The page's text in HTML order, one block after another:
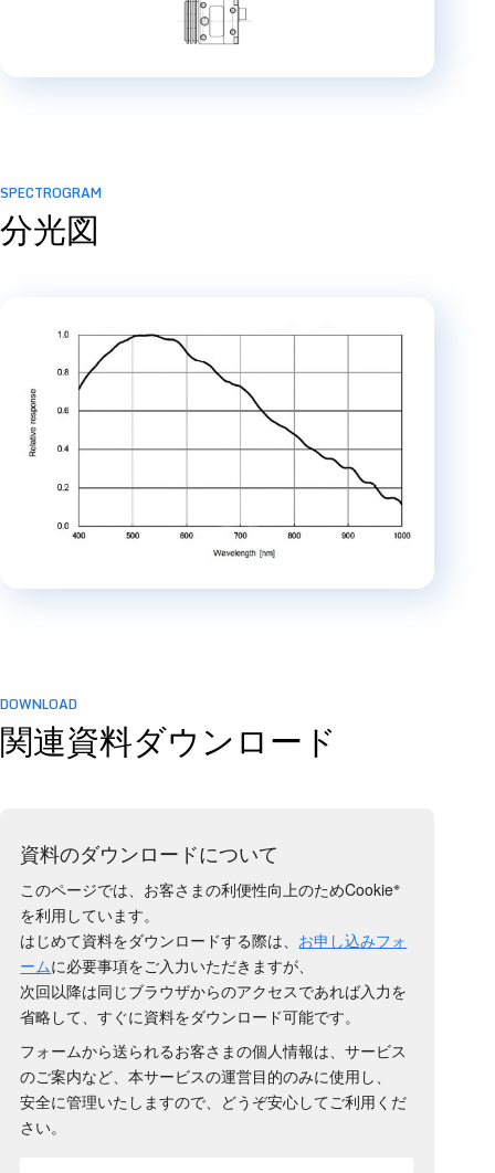
SPECTROGRAM
分光図
DOWNLOAD
関連資料ダウンロード
資料のダウンロードについて
このページでは、お客さまの利便性向上のためCookie※
を利用しています。
はじめて資料をダウンロードする際は、 お申し込みフォ
ームに必要事項をご入力いただきますが、
次回以降は同じブラウザからのアクセスであれば入力を
省略して、すぐに資料をダウンロード可能です。
フォームから送られるお客さまの個人情報は、サービス
のご案内など、本サービスの運営目的のみに使用し、
安全に管理いたしますので、どうぞ安心してご利用くだ
さい。